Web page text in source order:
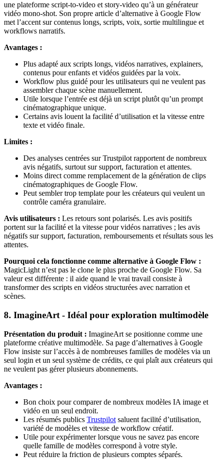
une plateforme script-to-video et story-video qu’à un générateur
vidéo mono-shot. Son propre article d’alternative à Google Flow
met l’accent sur contenus longs, scripts, voix, sortie multilingue et
workflows narratifs.
Avantages :
Plus adapté aux scripts longs, vidéos narratives, explainers,
contenus pour enfants et vidéos guidées par la voix.
Workflow plus guidé pour les utilisateurs qui ne veulent pas
assembler chaque scène manuellement.
Utile lorsque l’entrée est déjà un script plutôt qu’un prompt
cinématographique unique.
Certains avis louent la facilité d’utilisation et la vitesse entre
texte et vidéo finale.
Limites :
Des analyses centrées sur Trustpilot rapportent de nombreux
avis négatifs, surtout sur support, facturation et attentes.
Moins direct comme remplacement de la génération de clips
cinématographiques de Google Flow.
Peut sembler trop template pour les créateurs qui veulent un
contrôle caméra granulaire.
Avis utilisateurs : Les retours sont polarisés. Les avis positifs
portent sur la facilité et la vitesse pour vidéos narratives ; les avis
négatifs sur support, facturation, remboursements et résultats sous les
attentes.
Pourquoi cela fonctionne comme alternative à Google Flow :
MagicLight n’est pas le clone le plus proche de Google Flow. Sa
valeur est différente : il aide quand le vrai travail consiste à
transformer des scripts en vidéos structurées avec narration et
scènes.
8. ImagineArt - Idéal pour exploration multimodèle
Présentation du produit : ImagineArt se positionne comme une
plateforme créative multimodèle. Sa page d’alternatives à Google
Flow insiste sur l’accès à de nombreuses familles de modèles via un
seul login et un seul système de crédits, ce qui plaît aux créateurs qui
ne veulent pas gérer plusieurs abonnements.
Avantages :
Bon choix pour comparer de nombreux modèles IA image et
vidéo en un seul endroit.
Les résumés publics Trustpilot saluent facilité d’utilisation,
variété de modèles et vitesse de workflow créatif.
Utile pour expérimenter lorsque vous ne savez pas encore
quelle famille de modèles correspond à votre style.
Peut réduire la friction de plusieurs comptes séparés.